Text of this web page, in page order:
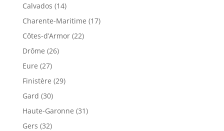
Calvados (14)
Charente-Maritime (17)
Côtes-d’Armor (22)
Drôme (26)
Eure (27)
Finistère (29)
Gard (30)
Haute-Garonne (31)
Gers (32)